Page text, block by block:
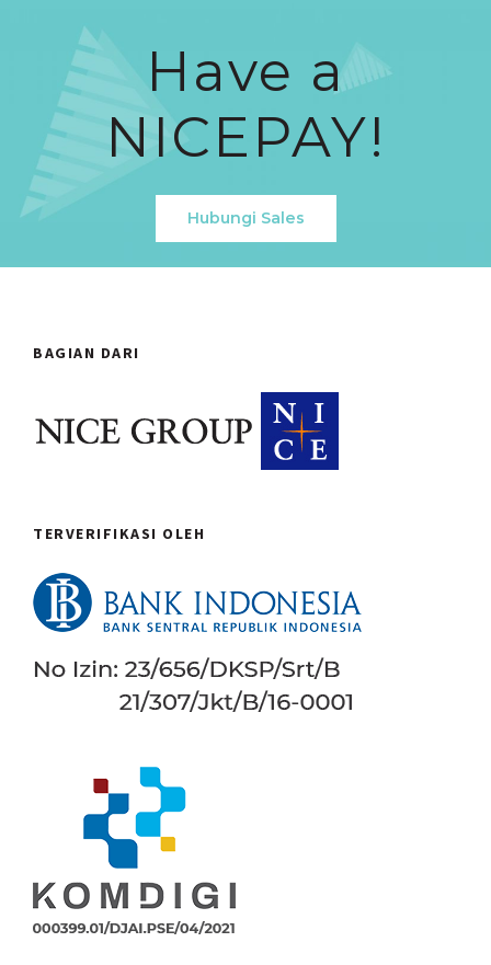
Have a
NICEPAY!
Hubungi Sales
BAGIAN DARI
TERVERIFIKASI OLEH